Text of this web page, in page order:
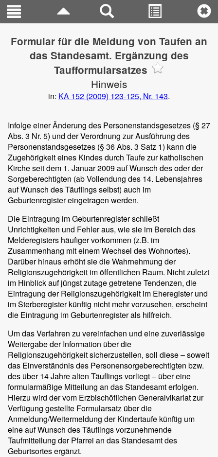
Formular für die Meldung von Taufen an
das Standesamt. Ergänzung des
Taufformularsatzes
Hinweis
in: KA 152 (2009) 123-125, Nr. 143.
Infolge einer Änderung des Personenstandsgesetzes (§ 27
Abs. 3 Nr. 5) und der Verordnung zur Ausführung des
Personenstandsgesetzes (§ 36 Abs. 3 Satz 1) kann die
Zugehörigkeit eines Kindes durch Taufe zur katholischen
Kirche seit dem 1. Januar 2009 auf Wunsch des oder der
Sorgeberechtigten (ab Vollendung des 14. Lebensjahres
auf Wunsch des Täuflings selbst) auch im
Geburtenregister eingetragen werden.
Die Eintragung im Geburtenregister schließt
Unrichtigkeiten und Fehler aus, wie sie im Bereich des
Melderegisters häufiger vorkommen (z.B. im
Zusammenhang mit einem Wechsel des Wohnortes).
Darüber hinaus erhöht sie die Wahrnehmung der
Religionszugehörigkeit im öffentlichen Raum. Nicht zuletzt
im Hinblick auf jüngst zutage getretene Tendenzen, die
Eintragung der Religionszugehörigkeit im Eheregister und
im Sterberegister künftig nicht mehr vorzusehen, erscheint
die Eintragung im Geburtenregister als hilfreich.
Um das Verfahren zu vereinfachen und eine zuverlässige
Weitergabe der Information über die
Religionszugehörigkeit sicherzustellen, soll diese – soweit
das Einverständnis des Personensorgeberechtigten bzw.
des über 14 Jahre alten Täuflings vorliegt – über eine
formularmäßige Mitteilung an das Standesamt erfolgen.
Hierzu wird der vom Erzbischöflichen Generalvikariat zur
Verfügung gestellte Formularsatz über die
Anmeldung/Weitermeldung der Kindertaufe künftig um
eine auf Wunsch des Täuflings vorzunehmende
Taufmitteilung der Pfarrei an das Standesamt des
Geburtsortes ergänzt.